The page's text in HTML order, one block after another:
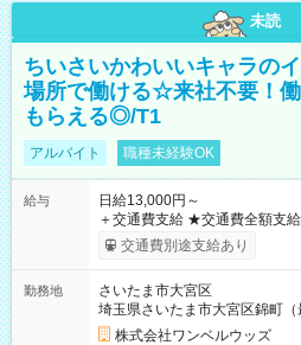
未読
ちいさいかわいいキャラの
場所で働ける☆来社不要！
もらえる◎/T1
アルバイト 職種未経験OK
給与
日給13,000円～
＋交通費支給 ★交通費全額支給！ ┗案件により規定あり ★日払
いOK！（規定あり） ┗働いた
ンビニATMから 日払い分を引き落とせま
交通費別途支給あり
勤務地
さいたま市大宮区
埼玉県さいたま市大宮区錦町（
株式会社ワンベルウッズ